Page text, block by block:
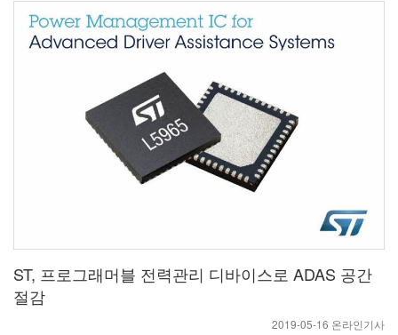
ST, 프로그래머블 전력관리 디바이스로 ADAS 공간
절감
2019-05-16 온라인기사